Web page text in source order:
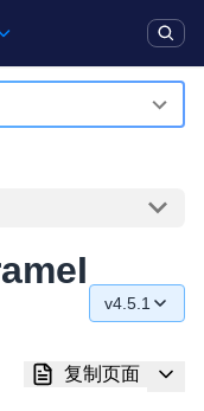
、自然流畅的实时语
频互动功能、更大的可
v4.5.1
复制页面